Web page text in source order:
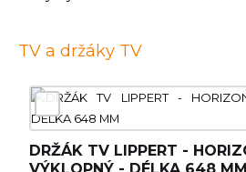
TV a držáky TV
DRŽÁK TV LIPPERT -